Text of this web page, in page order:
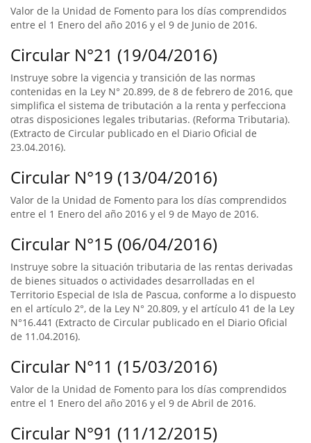
Valor de la Unidad de Fomento para los días comprendidos
entre el 1 Enero del año 2016 y el 9 de Junio de 2016.
Circular N°21 (19/04/2016)
Instruye sobre la vigencia y transición de las normas
contenidas en la Ley N° 20.899, de 8 de febrero de 2016, que
simplifica el sistema de tributación a la renta y perfecciona
otras disposiciones legales tributarias. (Reforma Tributaria).
(Extracto de Circular publicado en el Diario Oficial de
23.04.2016).
Circular N°19 (13/04/2016)
Valor de la Unidad de Fomento para los días comprendidos
entre el 1 Enero del año 2016 y el 9 de Mayo de 2016.
Circular N°15 (06/04/2016)
Instruye sobre la situación tributaria de las rentas derivadas
de bienes situados o actividades desarrolladas en el
Territorio Especial de Isla de Pascua, conforme a lo dispuesto
en el artículo 2°, de la Ley N° 20.809, y el artículo 41 de la Ley
N°16.441 (Extracto de Circular publicado en el Diario Oficial
de 11.04.2016).
Circular N°11 (15/03/2016)
Valor de la Unidad de Fomento para los días comprendidos
entre el 1 Enero del año 2016 y el 9 de Abril de 2016.
Circular N°91 (11/12/2015)